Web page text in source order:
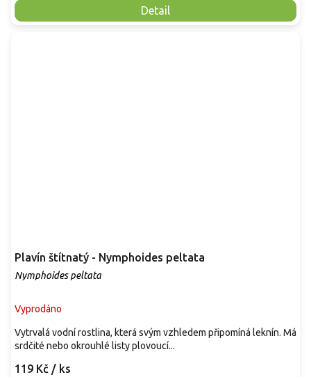
Detail
Plavín štítnatý - Nymphoides peltata
Nymphoides peltata
Vyprodáno
119 Kč / ks
Vytrvalá vodní rostlina, která svým vzhledem připomíná leknín. Má
srdčité nebo okrouhlé listy plovoucí...